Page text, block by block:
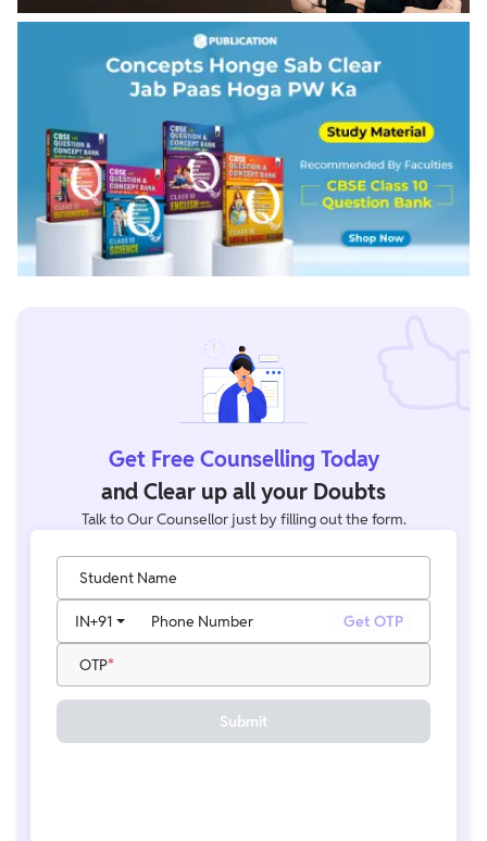
Get Free Counselling Today
and Clear up all your Doubts
Talk to Our Counsellor just by filling out the form.
Student Name
Phone Number
IN+91 Get OTP
OTP
Submit